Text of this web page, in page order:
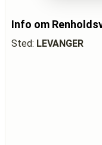
Info om
Sted: LEVANGER